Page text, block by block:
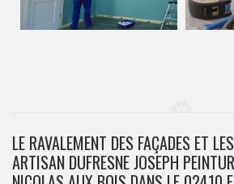
LE RAVALEMENT DES FAÇADES ET
ARTISAN DUFRESNE JOSEPH